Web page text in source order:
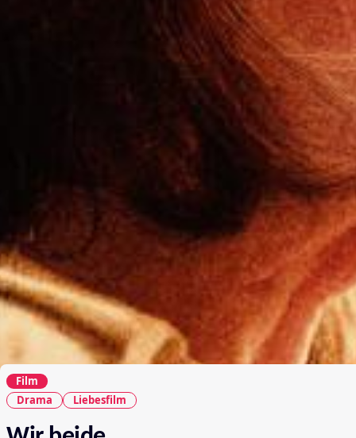
Film
Drama
Liebesfilm